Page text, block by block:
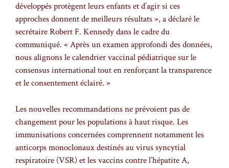
développés protègent leurs enfants et d’agir si ces
approches donnent de meilleurs résultats », a déclaré le
secrétaire Robert F. Kennedy dans le cadre du
communiqué. « Après un examen approfondi des données,
nous alignons le calendrier vaccinal pédiatrique sur le
consensus international tout en renforçant la transparence
et le consentement éclairé. »
Les nouvelles recommandations ne prévoient pas de
changement pour les populations à haut risque. Les
immunisations concernées comprennent notamment les
anticorps monoclonaux destinés au virus syncytial
respiratoire (VSR) et les vaccins contre l’hépatite A,